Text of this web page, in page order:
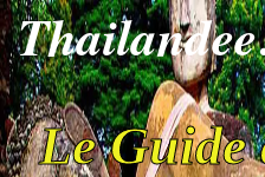
Le Guide